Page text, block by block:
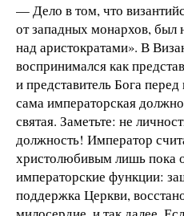
— Дело в том, что
от западных монархов, был
над аристократами». В
воспринимался как
и представитель Бога
сама императорская
святая. Заметьте: не
должность! Император
христолюбивым лишь пока
императорские функции:
поддержка Церкви,